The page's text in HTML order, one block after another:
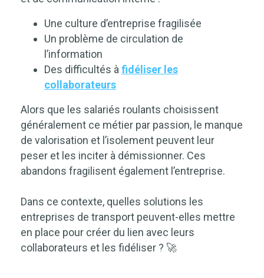
Une culture d’entreprise fragilisée
Un problème de circulation de
l’information
Des difficultés à fidéliser les
collaborateurs
Alors que les salariés roulants choisissent
généralement ce métier par passion, le manque
de valorisation et l’isolement peuvent leur
peser et les inciter à démissionner. Ces
abandons fragilisent également l’entreprise.
Dans ce contexte, quelles solutions les
entreprises de transport peuvent-elles mettre
en place pour créer du lien avec leurs
collaborateurs et les fidéliser ? 🚀